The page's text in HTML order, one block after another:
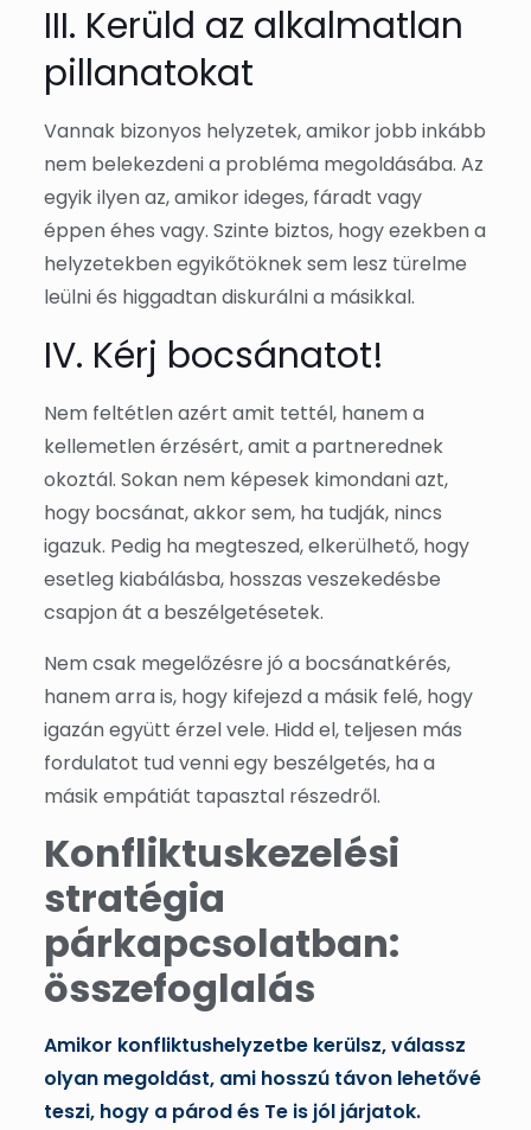
III. Kerüld az alkalmatlan
pillanatokat
Vannak bizonyos helyzetek, amikor jobb inkább
nem belekezdeni a probléma megoldásába. Az
egyik ilyen az, amikor ideges, fáradt vagy
éppen éhes vagy. Szinte biztos, hogy ezekben a
helyzetekben egyikőtöknek sem lesz türelme
leülni és higgadtan diskurálni a másikkal.
IV. Kérj bocsánatot!
Nem feltétlen azért amit tettél, hanem a
kellemetlen érzésért, amit a partnerednek
okoztál. Sokan nem képesek kimondani azt,
hogy bocsánat, akkor sem, ha tudják, nincs
igazuk. Pedig ha megteszed, elkerülhető, hogy
esetleg kiabálásba, hosszas veszekedésbe
csapjon át a beszélgetésetek.
Nem csak megelőzésre jó a bocsánatkérés,
hanem arra is, hogy kifejezd a másik felé, hogy
igazán együtt érzel vele. Hidd el, teljesen más
fordulatot tud venni egy beszélgetés, ha a
másik empátiát tapasztal részedről.
Konfliktuskezelési
stratégia
párkapcsolatban:
összefoglalás
Amikor konfliktushelyzetbe kerülsz, válassz
olyan megoldást, ami hosszú távon lehetővé
teszi, hogy a párod és Te is jól járjatok.